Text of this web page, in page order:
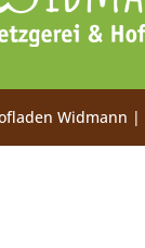
Widmann |